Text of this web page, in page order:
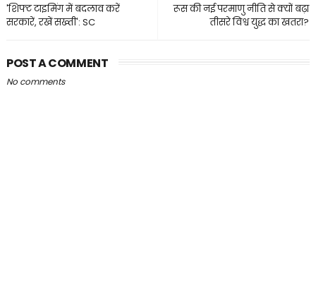
रूस की नई परमाणु नीति से क्यों बढ़ा
तीसरे विश्व युद्ध का खतरा?
'शिफ्ट टाइमिंग में बदलाव करें
सरकारें, रखें सख्ती': SC
POST A COMMENT
No comments